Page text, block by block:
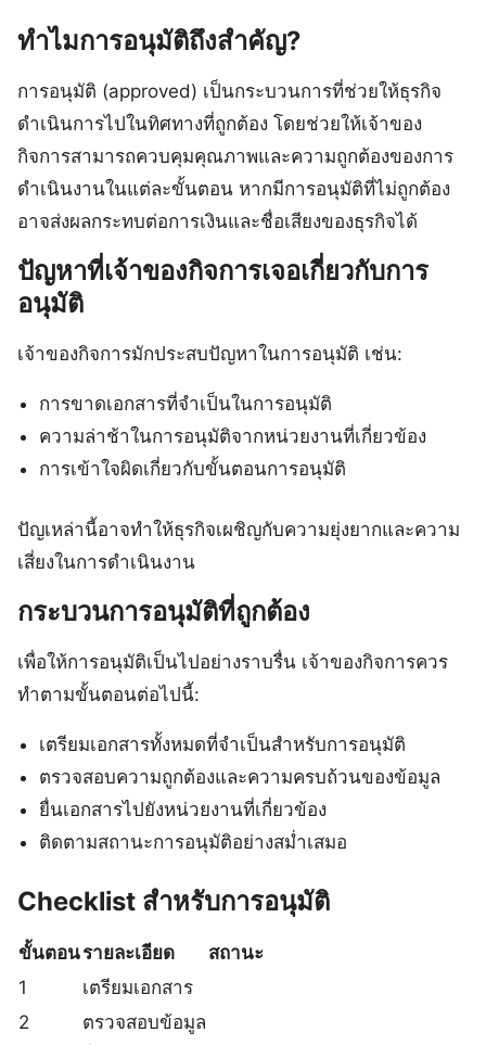
ทำไมการอนุมัติถึงสำคัญ?
การอนุมัติ (approved) เป็นกระบวนการที่ช่วยให้ธุรกิจ
ดำเนินการไปในทิศทางที่ถูกต้อง โดยช่วยให้เจ้าของ
กิจการสามารถควบคุมคุณภาพและความถูกต้องของการ
ดำเนินงานในแต่ละขั้นตอน หากมีการอนุมัติที่ไม่ถูกต้อง
อาจส่งผลกระทบต่อการเงินและชื่อเสียงของธุรกิจได้
ปัญหาที่เจ้าของกิจการเจอเกี่ยวกับการ
อนุมัติ
เจ้าของกิจการมักประสบปัญหาในการอนุมัติ เช่น:
การขาดเอกสารที่จำเป็นในการอนุมัติ
ความล่าช้าในการอนุมัติจากหน่วยงานที่เกี่ยวข้อง
การเข้าใจผิดเกี่ยวกับขั้นตอนการอนุมัติ
ปัญเหล่านี้อาจทำให้ธุรกิจเผชิญกับความยุ่งยากและความ
เสี่ยงในการดำเนินงาน
กระบวนการอนุมัติที่ถูกต้อง
เพื่อให้การอนุมัติเป็นไปอย่างราบรื่น เจ้าของกิจการควร
ทำตามขั้นตอนต่อไปนี้:
เตรียมเอกสารทั้งหมดที่จำเป็นสำหรับการอนุมัติ
ตรวจสอบความถูกต้องและความครบถ้วนของข้อมูล
ยื่นเอกสารไปยังหน่วยงานที่เกี่ยวข้อง
ติดตามสถานะการอนุมัติอย่างสม่ำเสมอ
Checklist สำหรับการอนุมัติ
ขั้นตอนรายละเอียด
สถานะ
1
เตรียมเอกสาร
2
ตรวจสอบข้อมูล